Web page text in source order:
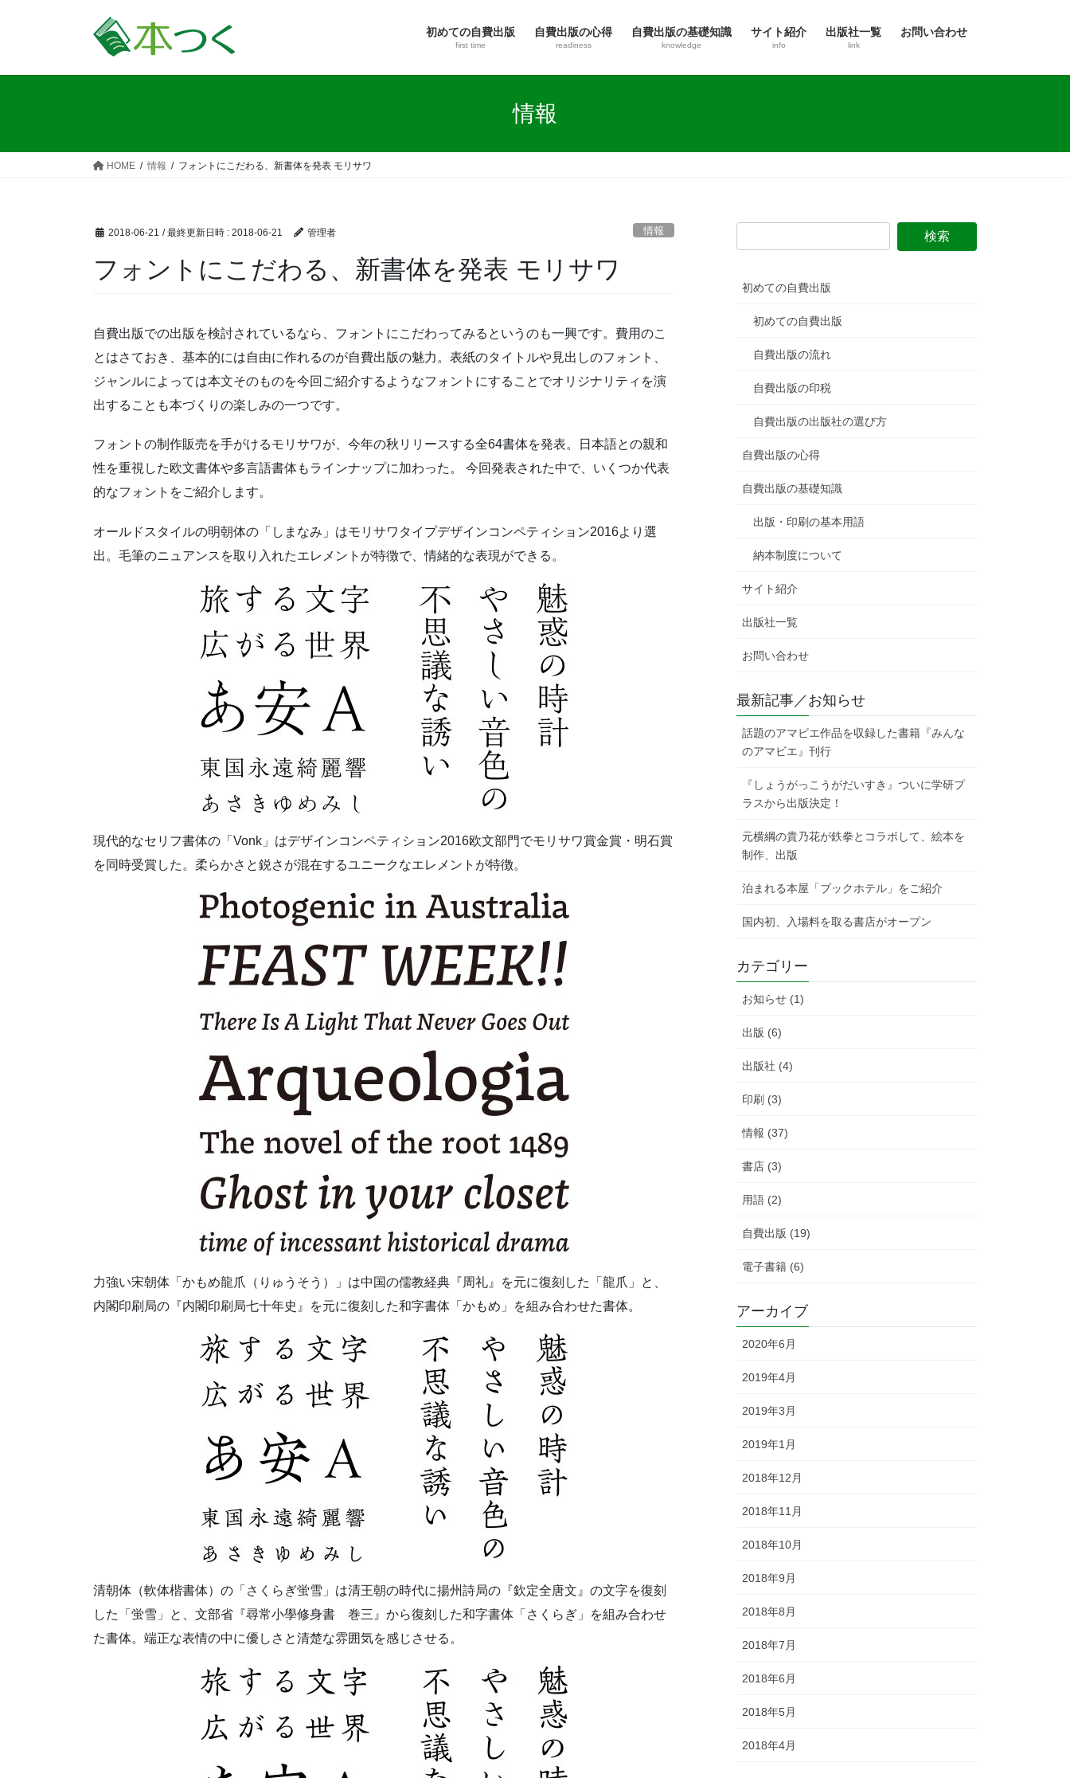
初めての自費出版
first time
自費出版の心得
readiness
自費出版の基礎知識
knowledge
サイト紹介
info
出版社一覧
link
お問い合わせ
情報
HOME 情報 フォントにこだわる、新書体を発表 モリサワ
2018-06-21 / 最終更新日時 : 2018-06-21 管理者 情報
フォントにこだわる、新書体を発表 モリサワ
自費出版での出版を検討されているなら、フォントにこだわってみるというのも一興です。費用のこ
とはさておき、基本的には自由に作れるのが自費出版の魅力。表紙のタイトルや見出しのフォント、
ジャンルによっては本文そのものを今回ご紹介するようなフォントにすることでオリジナリティを演
出することも本づくりの楽しみの一つです。
フォントの制作販売を手がけるモリサワが、今年の秋リリースする全64書体を発表。日本語との親和
性を重視した欧文書体や多言語書体もラインナップに加わった。 今回発表された中で、いくつか代表
的なフォントをご紹介します。
オールドスタイルの明朝体の「しまなみ」はモリサワタイプデザインコンペティション2016より選
出。毛筆のニュアンスを取り入れたエレメントが特徴で、情緒的な表現ができる。
現代的なセリフ書体の「Vonk」はデザインコンペティション2016欧文部門でモリサワ賞金賞・明石賞
を同時受賞した。柔らかさと鋭さが混在するユニークなエレメントが特徴。
力強い宋朝体「かもめ龍爪（りゅうそう）」は中国の儒教経典『周礼』を元に復刻した「龍爪」と、
内閣印刷局の『内閣印刷局七十年史』を元に復刻した和字書体「かもめ」を組み合わせた書体。
清朝体（軟体楷書体）の「さくらぎ蛍雪」は清王朝の時代に揚州詩局の『欽定全唐文』の文字を復刻
した「蛍雪」と、文部省『尋常小學修身書 巻三』から復刻した和字書体「さくらぎ」を組み合わせ
た書体。端正な表情の中に優しさと清楚な雰囲気を感じさせる。
初めての自費出版
初めての自費出版
自費出版の流れ
自費出版の印税
自費出版の出版社の選び方
自費出版の心得
自費出版の基礎知識
出版・印刷の基本用語
納本制度について
サイト紹介
出版社一覧
お問い合わせ
最新記事／お知らせ
話題のアマビエ作品を収録した書籍『みんな
のアマビエ』刊行
『しょうがっこうがだいすき』ついに学研プ
ラスから出版決定！
元横綱の貴乃花が鉄拳とコラボして、絵本を
制作、出版
泊まれる本屋「ブックホテル」をご紹介
国内初、入場料を取る書店がオープン
カテゴリー
お知らせ (1)
出版 (6)
出版社 (4)
印刷 (3)
情報 (37)
書店 (3)
用語 (2)
自費出版 (19)
電子書籍 (6)
アーカイブ
2020年6月
2019年4月
2019年3月
2019年1月
2018年12月
2018年11月
2018年10月
2018年9月
2018年8月
2018年7月
2018年6月
2018年5月
2018年4月